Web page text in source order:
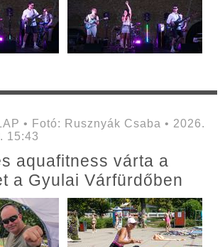
• Fotó: Rusznyák Csaba • 2026.
15:43
aquafitness várta a
a Gyulai Várfürdőben